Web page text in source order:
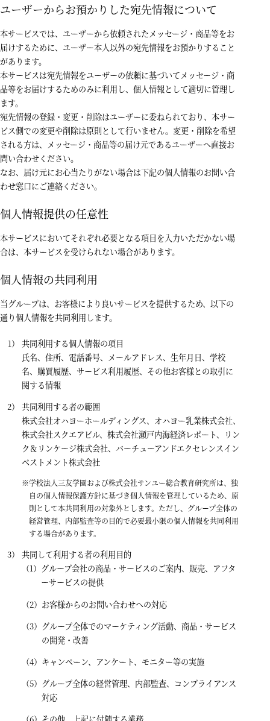
ユーザーからお預かりした宛先情報について
本サービスでは、ユーザーから依頼されたメッセージ・商品等をお
届けするために、ユーザー本人以外の宛先情報をお預かりすること
があります。
本サービスは宛先情報をユーザーの依頼に基づいてメッセージ・商
品等をお届けするためのみに利用し、個人情報として適切に管理し
ます。
宛先情報の登録・変更・削除はユーザーに委ねられており、本サー
ビス側での変更や削除は原則として行いません。変更・削除を希望
される方は、メッセージ・商品等の届け元であるユーザーへ直接お
問い合わせください。
なお、届け元にお心当たりがない場合は下記の個人情報のお問い合
わせ窓口にご連絡ください。
個人情報提供の任意性
本サービスにおいてそれぞれ必要となる項目を入力いただかない場
合は、本サービスを受けられない場合があります。
個人情報の共同利用
当グループは、お客様により良いサービスを提供するため、以下の
通り個人情報を共同利用します。
共同利用する個人情報の項目
氏名、住所、電話番号、メールアドレス、生年月日、学校
名、購買履歴、サービス利用履歴、その他お客様との取引に
関する情報
共同利用する者の範囲
株式会社オハヨーホールディングス、オハヨー乳業株式会社、
株式会社スクエアビル、株式会社瀬戸内海経済レポート、リン
ク＆リンケージ株式会社、バーチューアンドエクセレンスイン
ベストメント株式会社
※学校法人三友学園および株式会社サンユー総合教育研究所は、独
自の個人情報保護方針に基づき個人情報を管理しているため、原
則として本共同利用の対象外とします。ただし、グループ全体の
経営管理、内部監査等の目的で必要最小限の個人情報を共同利用
する場合があります。
共同して利用する者の利用目的
グループ会社の商品・サービスのご案内、販売、アフタ
ーサービスの提供
お客様からのお問い合わせへの対応
グループ全体でのマーケティング活動、商品・サービス
の開発・改善
キャンペーン、アンケート、モニター等の実施
グループ全体の経営管理、内部監査、コンプライアンス
対応